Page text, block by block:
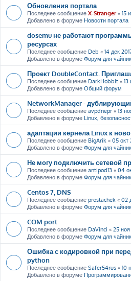
Обновления портала
Последнее сообщение X-Stranger« 15
Добавлено в форуме Новости портала
dosemu не работают
ресурсах
Последнее сообщение Deb « 14 дек
Добавлено в форуме Форум для
Проект DoubleContact.
Последнее сообщение DarkHobbit « 13
Добавлено в форуме Общий форум
NetworkManager -
Последнее сообщение avpdnepr « 13
Добавлено в форуме Linux,
адаптации кернела Linux к
Последнее сообщение BigArik « 05 окт
Добавлено в форуме Форум для
Не могу подключить сетевой
Последнее сообщение antipod13 « 04
Добавлено в форуме Форум для
Centos 7, DNS
Последнее сообщение prostachek « 02
Добавлено в форуме Форум для
COM port
Последнее сообщение DaVinci « 25 ноя
Добавлено в форуме Форум для
Ошибка с кодировкой при
python
Последнее сообщение Safer54rus « 10
Добавлено в форуме